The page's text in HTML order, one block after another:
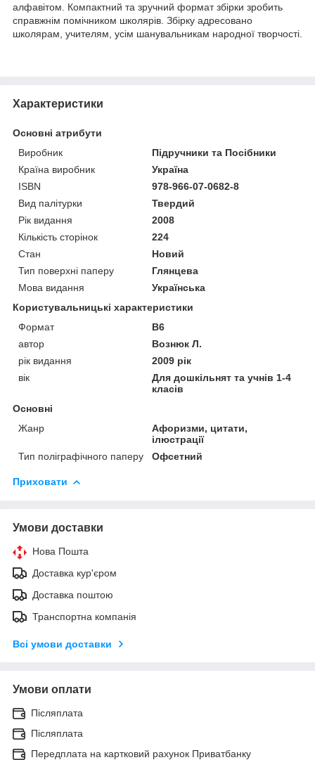
алфавітом. Компактний та зручний формат збірки зробить
справжнім помічником школярів. Збірку адресовано
школярам, учителям, усім шанувальникам народної творчості.
Характеристики
Основні атрибути
Виробник
Підручники та Посібники
Країна виробник
Україна
ISBN
978-966-07-0682-8
Вид палітурки
Твердий
Рік видання
2008
Кількість сторінок
224
Стан
Новий
Тип поверхні паперу
Глянцева
Мова видання
Українська
Користувальницькі характеристики
Формат
В6
автор
Вознюк Л.
рік видання
2009 рік
вік
Для дошкільнят та учнів 1-4
класів
Основні
Жанр
Афоризми, цитати,
ілюстрації
Тип поліграфічного паперу
Офсетний
Приховати
Умови доставки
Нова Пошта
Доставка кур'єром
Доставка поштою
Транспортна компанія
Всі умови доставки
Умови оплати
Післяплата
Післяплата
Передплата на картковий рахунок Приватбанку